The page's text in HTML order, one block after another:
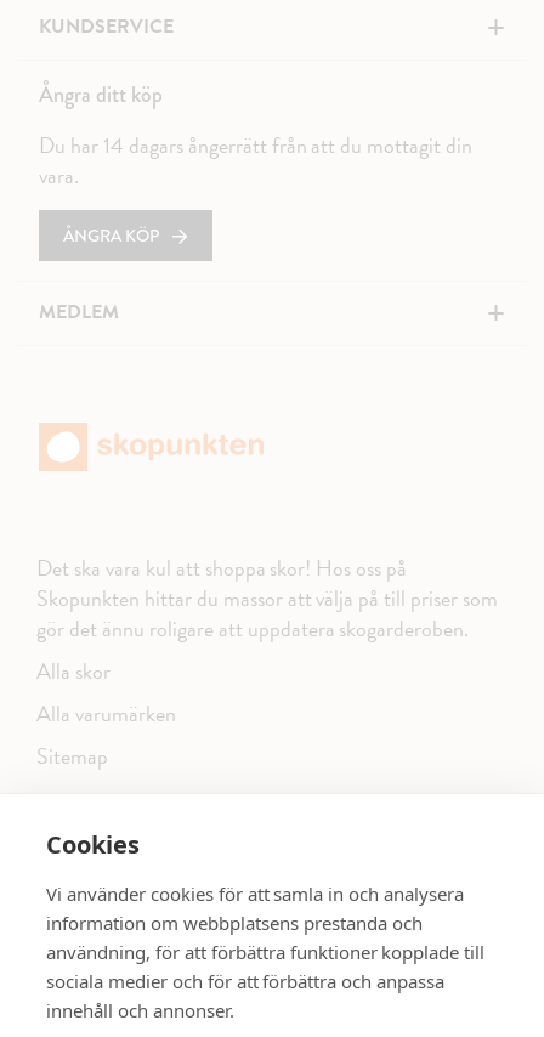
Cookies
Vi använder cookies för att samla in och analysera
information om webbplatsens prestanda och
användning, för att förbättra funktioner kopplade till
sociala medier och för att förbättra och anpassa
innehåll och annonser.
KUNDSERVICE +
Ångra ditt köp
Du har 14 dagars ångerrätt från att du mottagit din
vara.
ÅNGRA KÖP
MEDLEM +
Det ska vara kul att shoppa skor! Hos oss på
Skopunkten hittar du massor att välja på till priser som
gör det ännu roligare att uppdatera skogarderoben.
Alla skor
Alla varumärken
Sitemap
FÖLJ OSS PÅ SOCIALA MEDIER
SE MER SKOR: dinsko.se